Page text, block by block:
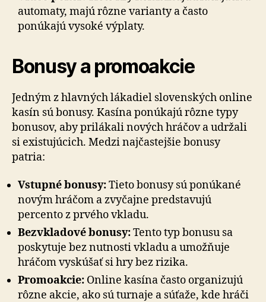
automaty, majú rôzne varianty a často
ponúkajú vysoké výplaty.
Bonusy a promoakcie
Jedným z hlavných lákadiel slovenských online
kasín sú bonusy. Kasína ponúkajú rôzne typy
bonusov, aby prilákali nových hráčov a udržali
si existujúcich. Medzi najčastejšie bonusy
patria:
Vstupné bonusy:Tieto bonusy sú ponúkané
novým hráčom a zvyčajne predstavujú
percento z prvého vkladu.
Bezvkladové bonusy:Tento typ bonusu sa
poskytuje bez nutnosti vkladu a umožňuje
hráčom vyskúšať si hry bez rizika.
Promoakcie: Online kasína často organizujú
rôzne akcie, ako sú turnaje a súťaže, kde hráči